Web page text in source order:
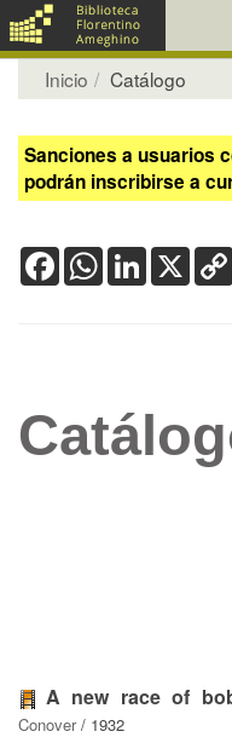
Inicio Catálogo
Sanciones a usuarios
podrán inscribirse a
FacebookWhatsApp
LinkedIn
X
A new race of
Conover/ 1932